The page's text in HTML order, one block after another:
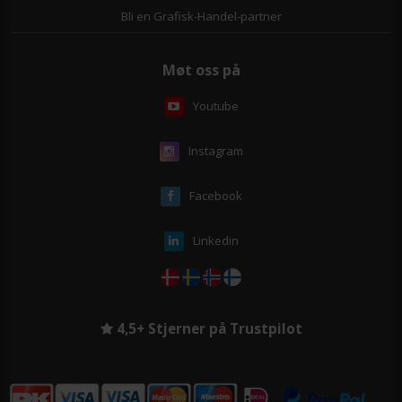
Bli en Grafisk-Handel-partner
Møt oss på
Youtube
Instagram
Facebook
Linkedin
4,5+ Stjerner på Trustpilot